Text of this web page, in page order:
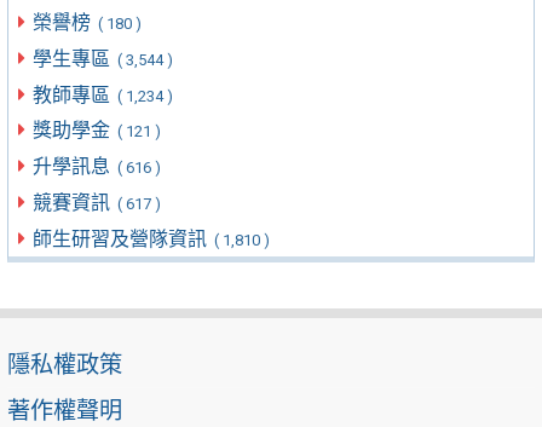
榮譽榜 ( 180 )
學生專區 ( 3,544 )
教師專區 ( 1,234 )
獎助學金 ( 121 )
升學訊息 ( 616 )
競賽資訊 ( 617 )
師生研習及營隊資訊 ( 1,810 )
隱私權政策
著作權聲明